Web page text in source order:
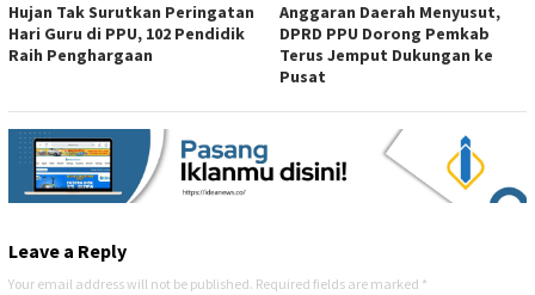
Hujan Tak Surutkan Peringatan
Hari Guru di PPU, 102 Pendidik
Raih Penghargaan
Anggaran Daerah Menyusut,
DPRD PPU Dorong Pemkab
Terus Jemput Dukungan ke
Pusat
Leave a Reply
Your email address will not be published. Required fields are marked *